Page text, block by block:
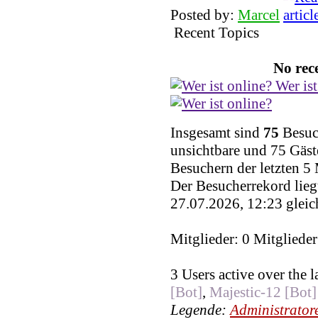
Posted by: Marcel
Recent Topics
No
Wer
Insgesamt sind 75
unsichtbare und 75
Besuchern der letzten
Der Besucherrekord
27.07.2026, 12:23
Mitglieder: 0 Mitglieder
3 Users active over the
[Bot], Majestic-12 [Bot]
Legende: